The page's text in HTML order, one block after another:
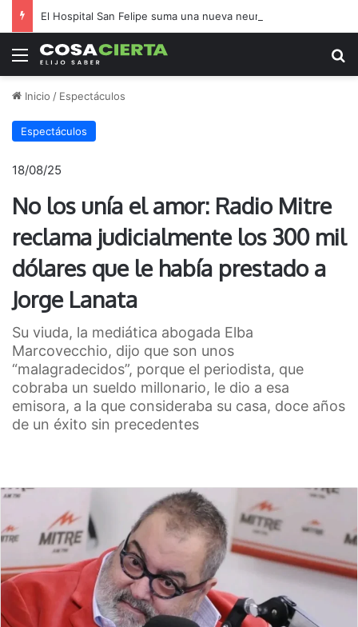
El Hospital San Felipe suma una nueva neuróloga
Menú
Inicio / Espectáculos
Espectáculos
18/08/25
No los unía el amor: Radio Mitre
reclama judicialmente los 300 mil
dólares que le había prestado a
Jorge Lanata
Su viuda, la mediática abogada Elba
Marcovecchio, dijo que son unos
“malagradecidos”, porque el periodista, que
cobraba un sueldo millonario, le dio a esa
emisora, a la que consideraba su casa, doce años
de un éxito sin precedentes